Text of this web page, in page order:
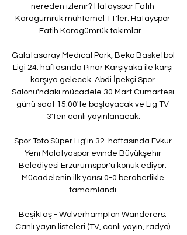
nereden izlenir? Hatayspor Fatih
Karagümrük muhtemel 11'ler. Hatayspor
Fatih Karagümrük takımlar ...
Galatasaray Medical Park, Beko Basketbol
Ligi 24. haftasında Pınar Karşıyaka ile karşı
karşıya gelecek. Abdi İpekçi Spor
Salonu'ndaki mücadele 30 Mart Cumartesi
günü saat 15.00'te başlayacak ve Lig TV
3'ten canlı yayınlanacak.
Spor Toto Süper Lig'in 32. haftasında Evkur
Yeni Malatyaspor evinde Büyükşehir
Belediyesi Erzurumspor'u konuk ediyor.
Mücadelenin ilk yarısı 0-0 beraberlikle
tamamlandı.
Beşiktaş - Wolverhampton Wanderers:
Canlı yayın listeleri (TV, canlı yayın, radyo)